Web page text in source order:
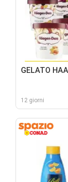
GELATO
12 giorni